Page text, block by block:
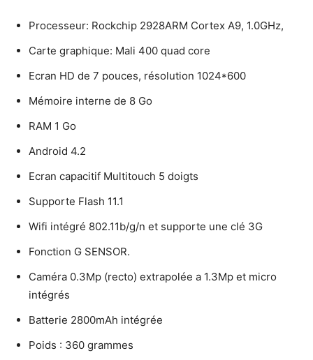
Processeur: Rockchip 2928ARM Cortex A9, 1.0GHz,
Carte graphique: Mali 400 quad core
Ecran HD de 7 pouces, résolution 1024*600
Mémoire interne de 8 Go
RAM 1 Go
Android 4.2
Ecran capacitif Multitouch 5 doigts
Supporte Flash 11.1
Wifi intégré 802.11b/g/n et supporte une clé 3G
Fonction G SENSOR.
Caméra 0.3Mp (recto) extrapolée a 1.3Mp et micro
intégrés
Batterie 2800mAh intégrée
Poids : 360 grammes